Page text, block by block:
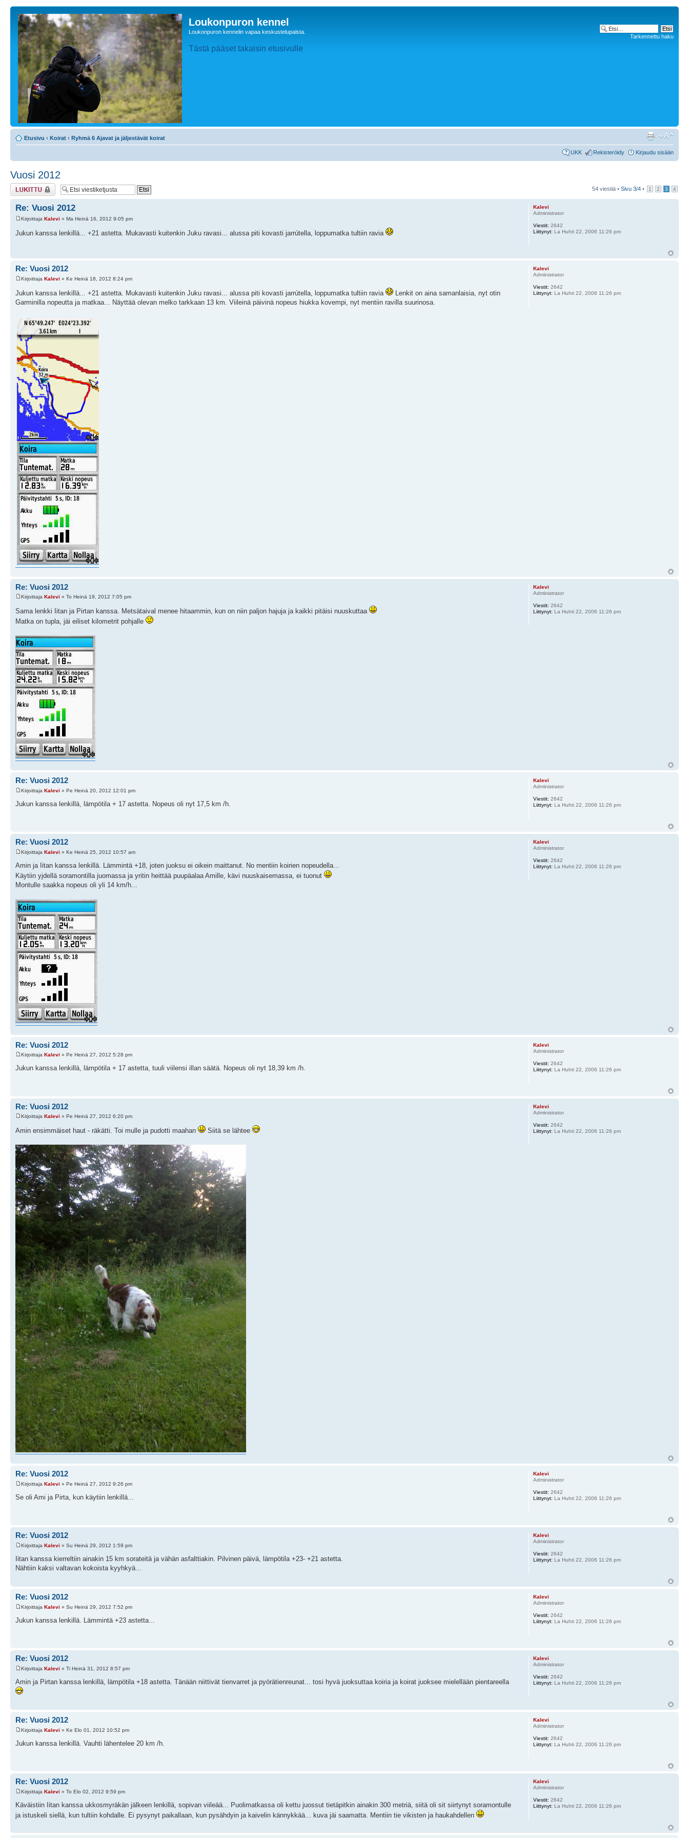
Loukonpuron kennel
Loukonpuron kennelin vapaa keskustelupalsta.
Tästä pääset takaisin etusivulle
Tarkennettu haku
Etusivu ‹ Koirat ‹ Ryhmä 6 Ajavat ja jäljestävät koirat
UKK Rekisteröidy Kirjaudu sisään
Vuosi 2012
Viestiketju on
lukittu
54 viestiä • Sivu 3/4 • 1 2 3 4
Re: Vuosi 2012
Kirjoittaja Kalevi » Ma Heinä 16, 2012 9:05 pm
Jukun kanssa lenkillä... +21 astetta. Mukavasti kuitenkin Juku ravasi... alussa piti kovasti jarrútella, loppumatka tultiin ravia
Kalevi
Administrator
Viestit: 2642
Liittynyt: La Huhti 22, 2006 11:26 pm
Re: Vuosi 2012
Kirjoittaja Kalevi » Ke Heinä 18, 2012 8:24 pm
Jukun kanssa lenkillä... +21 astetta. Mukavasti kuitenkin Juku ravasi... alussa piti kovasti jarrútella, loppumatka tultiin ravia
Lenkit on aina samanlaisia, nyt otin
Garminilla nopeutta ja matkaa... Näyttää olevan melko tarkkaan 13 km. Viileinä päivinä nopeus hiukka kovempi, nyt mentiin ravilla suurinosa.
Kalevi
Administrator
Viestit: 2642
Liittynyt: La Huhti 22, 2006 11:26 pm
Re: Vuosi 2012
Kirjoittaja Kalevi » To Heinä 19, 2012 7:05 pm
Sama lenkki Iitan ja Pirtan kanssa. Metsätaival menee hitaammin, kun on niin paljon hajuja ja kaikki pitäisi nuuskuttaa
Matka on tupla, jäi eiliset kilometrit pohjalle
Kalevi
Administrator
Viestit: 2642
Liittynyt: La Huhti 22, 2006 11:26 pm
Re: Vuosi 2012
Kirjoittaja Kalevi » Pe Heinä 20, 2012 12:01 pm
Jukun kanssa lenkillä, lämpötila + 17 astetta. Nopeus oli nyt 17,5 km /h.
Kalevi
Administrator
Viestit: 2642
Liittynyt: La Huhti 22, 2006 11:26 pm
Re: Vuosi 2012
Kirjoittaja Kalevi » Ke Heinä 25, 2012 10:57 am
Amin ja Iitan kanssa lenkillä. Lämmintä +18, joten juoksu ei oikein maittanut. No mentiin koirien nopeudella...
Käytiin yjdellä soramontilla juomassa ja yritin heittää puupäalaa Amille, kävi nuuskaisemassa, ei tuonut
Montulle saakka nopeus oli yli 14 km/h...
Kalevi
Administrator
Viestit: 2642
Liittynyt: La Huhti 22, 2006 11:26 pm
Re: Vuosi 2012
Kirjoittaja Kalevi » Pe Heinä 27, 2012 5:28 pm
Jukun kanssa lenkillä, lämpötila + 17 astetta, tuuli viilensi illan säätä. Nopeus oli nyt 18,39 km /h.
Kalevi
Administrator
Viestit: 2642
Liittynyt: La Huhti 22, 2006 11:26 pm
Re: Vuosi 2012
Kirjoittaja Kalevi » Pe Heinä 27, 2012 6:20 pm
Amin ensimmäiset haut - räkätti. Toi mulle ja pudotti maahan Siitä se lähtee
Kalevi
Administrator
Viestit: 2642
Liittynyt: La Huhti 22, 2006 11:26 pm
Re: Vuosi 2012
Kirjoittaja Kalevi » Pe Heinä 27, 2012 9:26 pm
Se oli Ami ja Pirta, kun käytiin lenkillä...
Kalevi
Administrator
Viestit: 2642
Liittynyt: La Huhti 22, 2006 11:26 pm
Re: Vuosi 2012
Kirjoittaja Kalevi » Su Heinä 29, 2012 1:59 pm
Iitan kanssa kierreltiin ainakin 15 km sorateitä ja vähän asfalttiakin. Pilvinen päivä, lämpötila +23- +21 astetta.
Nähtiin kaksi valtavan kokoista kyyhkyä...
Kalevi
Administrator
Viestit: 2642
Liittynyt: La Huhti 22, 2006 11:26 pm
Re: Vuosi 2012
Kirjoittaja Kalevi » Su Heinä 29, 2012 7:52 pm
Jukun kanssa lenkillä. Lämmintä +23 astetta...
Kalevi
Administrator
Viestit: 2642
Liittynyt: La Huhti 22, 2006 11:26 pm
Re: Vuosi 2012
Kirjoittaja Kalevi » Ti Heinä 31, 2012 8:57 pm
Amin ja Pirtan kanssa lenkillä, lämpötila +18 astetta. Tänään niittivät tienvarret ja pyörätienreunat... tosi hyvä juoksuttaa koiria ja koirat juoksee mielellään pientareella
Kalevi
Administrator
Viestit: 2642
Liittynyt: La Huhti 22, 2006 11:26 pm
Re: Vuosi 2012
Kirjoittaja Kalevi » Ke Elo 01, 2012 10:52 pm
Jukun kanssa lenkillä. Vauhti lähentelee 20 km /h.
Kalevi
Administrator
Viestit: 2642
Liittynyt: La Huhti 22, 2006 11:26 pm
Re: Vuosi 2012
Kirjoittaja Kalevi » To Elo 02, 2012 9:59 pm
Käväistiin Iitan kanssa ukkosmyräkän jälkeen lenkillä, sopivan viileää... Puolimatkassa oli kettu juossut tietäpitkin ainakin 300 metriä, siitä oli sit siirtynyt soramontulle
ja istuskeli siellä, kun tultiin kohdalle. Ei pysynyt paikallaan, kun pysähdyin ja kaivelin kännykkää... kuva jäi saamatta. Mentiin tie vikisten ja haukahdellen
Kalevi
Administrator
Viestit: 2642
Liittynyt: La Huhti 22, 2006 11:26 pm